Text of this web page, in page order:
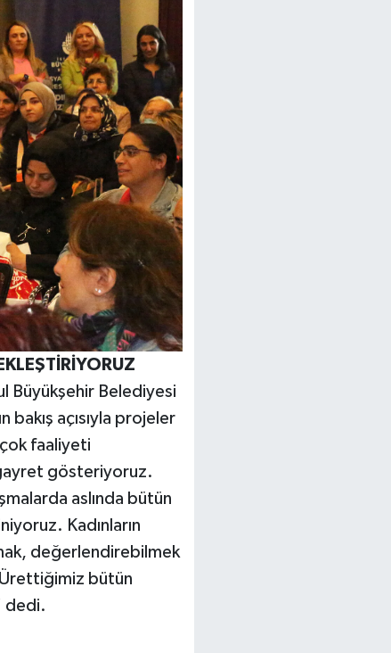
Büyükşehir Belediyesi
açısıyla projeler
faaliyeti
gösteriyoruz.
aslında bütün
Kadınların
değerlendirebilmek
Ürettiğimiz bütün
dedi.